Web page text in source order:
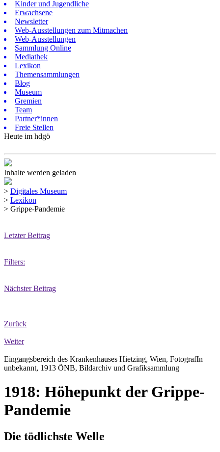
Kinder und Jugendliche
Erwachsene
Newsletter
Web-Ausstellungen zum Mitmachen
Web-Ausstellungen
Sammlung Online
Mediathek
Lexikon
Themensammlungen
Blog
Museum
Gremien
Team
Partner*innen
Freie Stellen
Heute im hdgö
Inhalte werden geladen
> Digitales Museum
> Lexikon
> Grippe-Pandemie
Letzter Beitrag
Filters:
Nächster Beitrag
Zurück
Weiter
Eingangsbereich des Krankenhauses Hietzing, Wien, FotografIn
unbekannt, 1913 ÖNB, Bildarchiv und Grafiksammlung
1918: Höhepunkt der Grippe-
Pandemie
Die tödlichste Welle